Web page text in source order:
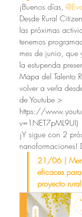
¡Buenos días,
Desde Rural
las próximas
tenemos
mes de junio, que
la estupenda
Mapa del Talento
volver a verla
de Youtube >
https://
v=1NET7pML9UI)
¡Y sigue con 2
nanoformaciones!
21/06 |
eficaces
proyecto rural